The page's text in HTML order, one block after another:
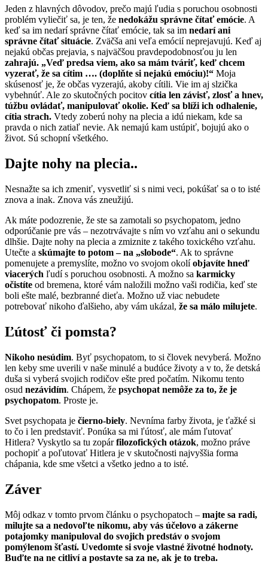
Jeden z hlavných dôvodov, prečo majú ľudia s poruchou osobnosti
problém vyliečiť sa, je ten, že nedokážu správne čítať emócie. A
keď sa im nedarí správne čítať emócie, tak sa im nedarí ani
správne čítať situácie. Zväčša ani veľa emócií neprejavujú. Keď aj
nejakú občas prejavia, s najväčšou pravdepodobnosťou ju len
zahrajú. „Veď predsa viem, ako sa mám tváriť, keď chcem
vyzerať, že sa cítim …. (doplňte si nejakú emóciu)!“ Moja
skúsenosť je, že občas vyzerajú, akoby cítili. Vie im aj slzička
vybehnúť. Ale zo skutočných pocitov cítia len závisť, zlosť a hnev,
túžbu ovládať, manipulovať okolie. Keď sa blíži ich odhalenie,
cítia strach. Vtedy zoberú nohy na plecia a idú niekam, kde sa
pravda o nich zatiaľ nevie. Ak nemajú kam ustúpiť, bojujú ako o
život. Sú schopní všetkého.
Dajte nohy na plecia..
Nesnažte sa ich zmeniť, vysvetliť si s nimi veci, pokúšať sa o to isté
znova a inak. Znova vás zneužijú.
Ak máte podozrenie, že ste sa zamotali so psychopatom, jedno
odporúčanie pre vás – nezotrvávajte s ním vo vzťahu ani o sekundu
dlhšie. Dajte nohy na plecia a zmiznite z takého toxického vzťahu.
Utečte a skúmajte to potom – na „slobode“. Ak to správne
pomenujete a premyslíte, možno vo svojom okolíobjavíte hneď
viacerých ľudí s poruchou osobnosti. A možno sa karmicky
očistíte od bremena, ktoré vám naložili možno vaši rodičia, keď ste
boli ešte malé, bezbranné dieťa. Možno už viac nebudete
potrebovať nikoho ďalšieho, aby vám ukázal, že sa málo milujete.
Ľútosť či pomsta?
Nikoho nesúdim. Byť psychopatom, to si človek nevyberá. Možno
len keby sme uverili v naše minulé a budúce životy a v to, že detská
duša si vyberá svojich rodičov ešte pred počatím. Nikomu tento
osud nezávidím. Chápem, že psychopat nemôže za to, že je
psychopatom. Proste je.
Svet psychopata je čierno-biely. Nevníma farby života, je ťažké si
to čo i len predstaviť. Ponúka sa mi ľútosť, ale mám ľutovať
Hitlera? Vyskytlo sa tu zopárfilozofických otázok, možno práve
pochopiť a poľutovať Hitlera je v skutočnosti najvyššia forma
chápania, kde sme všetci a všetko jedno a to isté.
Záver
Môj odkaz v tomto prvom článku o psychopatoch – majte sa radi,
milujte sa a nedovoľte nikomu, aby vás účelovo a zákerne
potajomky manipuloval do svojich predstáv o svojom
pomýlenom šťastí. Uvedomte si svoje vlastné životné hodnoty.
Buďte na ne citliví a postavte sa za ne, ak je to treba.